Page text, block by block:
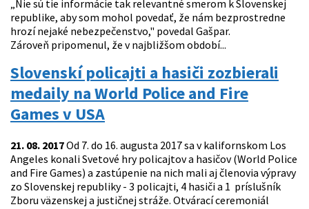
„Nie sú tie informácie tak relevantné smerom k Slovenskej
republike, aby som mohol povedať, že nám bezprostredne
hrozí nejaké nebezpečenstvo," povedal Gašpar.
Zároveň pripomenul, že v najbližšom období...
Slovenskí policajti a hasiči zozbierali
medaily na World Police and Fire
Games v USA
21. 08. 2017Od 7. do 16. augusta 2017 sa v kalifornskom Los
Angeles konali Svetové hry policajtov a hasičov (World Police
and Fire Games) a zastúpenie na nich mali aj členovia výpravy
zo Slovenskej republiky - 3 policajti, 4 hasiči a 1 príslušník
Zboru väzenskej a justičnej stráže. Otvárací ceremoniál